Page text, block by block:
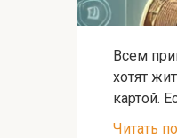
Всем
хотят
картой.
Читать